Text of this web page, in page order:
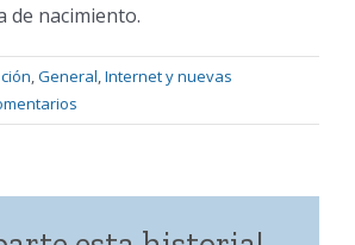
de nacimiento.
,General,Internet y nuevas